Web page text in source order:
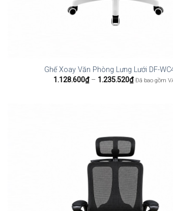
Ghế Xoay Văn Phòng Lưng Lưới DF-
1.128.600₫ – 1.235.520₫Khoảng
giá:
Đã bao gồm